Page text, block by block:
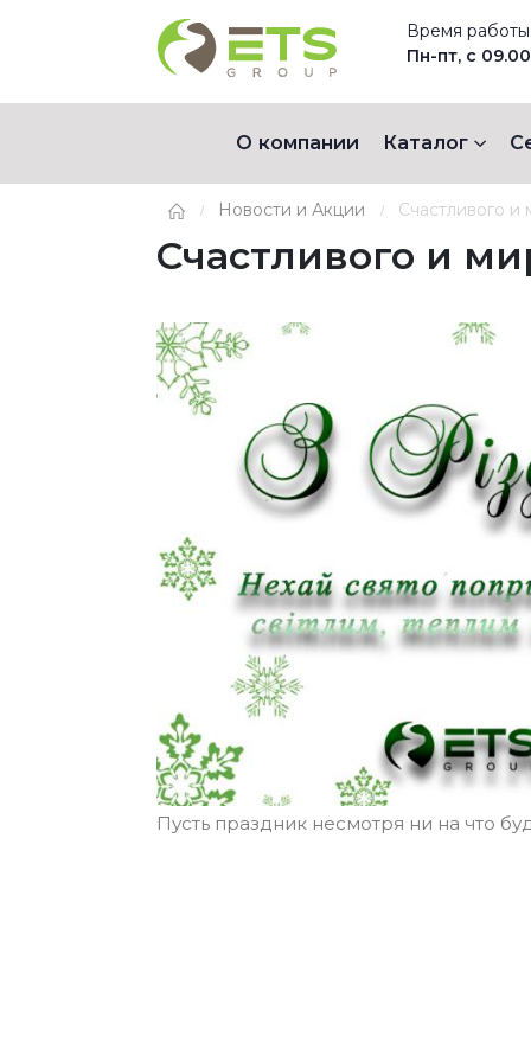
Время
Пн-пт, с
О компании Каталог
Новости и Акции Счастливого
Счастливого и
Пусть праздник несмотря ни на что